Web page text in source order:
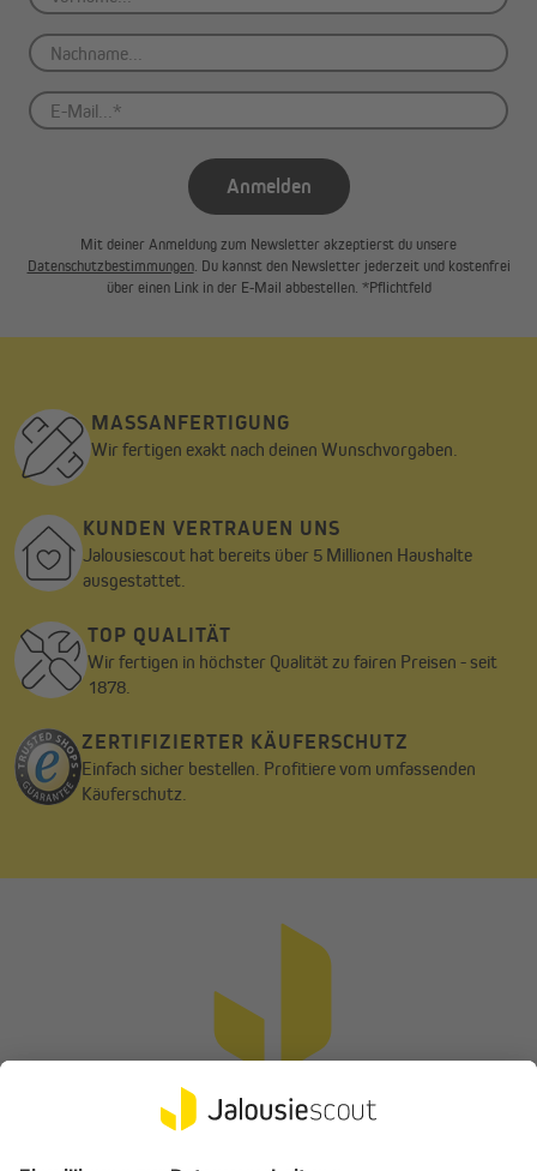
Anmelden
Mit deiner Anmeldung zum Newsletter akzeptierst du unsere
Datenschutzbestimmungen. Du kannst den Newsletter jederzeit und kostenfrei
über einen Link in der E-Mail abbestellen. *Pflichtfeld
MASSANFERTIGUNG
Wir fertigen exakt nach deinen Wunschvorgaben.
KUNDEN VERTRAUEN UNS
Jalousiescout hat bereits über 5 Millionen Haushalte
ausgestattet.
TOP QUALITÄT
Wir fertigen in höchster Qualität zu fairen Preisen - seit
1878.
ZERTIFIZIERTER KÄUFERSCHUTZ
Einfach sicher bestellen. Profitiere vom umfassenden
Käuferschutz.